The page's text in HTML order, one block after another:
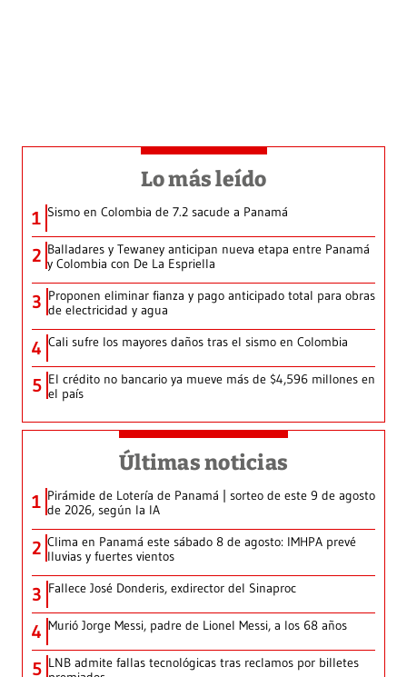
Lo más leído
1 Sismo en Colombia de 7.2 sacude a Panamá
2 Balladares y Tewaney anticipan nueva etapa entre Panamá
y Colombia con De La Espriella
3 Proponen eliminar fianza y pago anticipado total para obras
de electricidad y agua
4 Cali sufre los mayores daños tras el sismo en Colombia
5 El crédito no bancario ya mueve más de $4,596 millones en
el país
Últimas noticias
1 Pirámide de Lotería de Panamá | sorteo de este 9 de agosto
de 2026, según la IA
2 Clima en Panamá este sábado 8 de agosto: IMHPA prevé
lluvias y fuertes vientos
3 Fallece José Donderis, exdirector del Sinaproc
4 Murió Jorge Messi, padre de Lionel Messi, a los 68 años
5 LNB admite fallas tecnológicas tras reclamos por billetes